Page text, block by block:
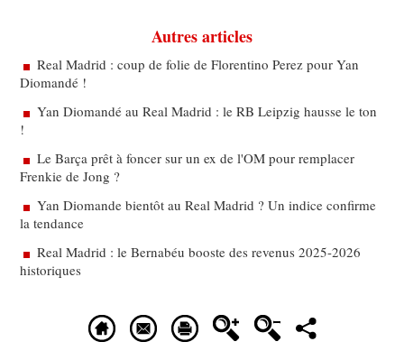
Autres articles
Real Madrid : coup de folie de Florentino Perez pour Yan
Diomandé !
Yan Diomandé au Real Madrid : le RB Leipzig hausse le ton
!
Le Barça prêt à foncer sur un ex de l'OM pour remplacer
Frenkie de Jong ?
Yan Diomande bientôt au Real Madrid ? Un indice confirme
la tendance
Real Madrid : le Bernabéu booste des revenus 2025-2026
historiques